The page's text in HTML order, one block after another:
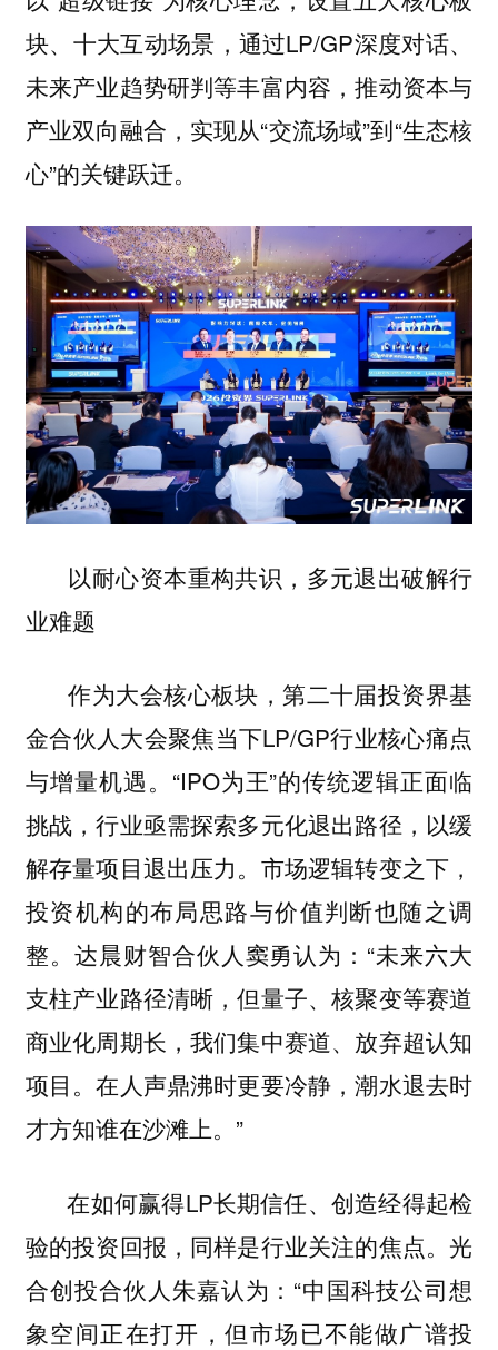
块、十大互动场景，通过LP/GP深度对话、
未来产业趋势研判等丰富内容，推动资本与
产业双向融合，实现从“交流场域”到“生态核
心”的关键跃迁。
以耐心资本重构共识，多元退出破解行
业难题
作为大会核心板块，第二十届投资界基
金合伙人大会聚焦当下LP/GP行业核心痛点
与增量机遇。“IPO为王”的传统逻辑正面临
挑战，行业亟需探索多元化退出路径，以缓
解存量项目退出压力。市场逻辑转变之下，
投资机构的布局思路与价值判断也随之调
整。达晨财智合伙人窦勇认为：“未来六大
支柱产业路径清晰，但量子、核聚变等赛道
商业化周期长，我们集中赛道、放弃超认知
项目。在人声鼎沸时更要冷静，潮水退去时
才方知谁在沙滩上。”
在如何赢得LP长期信任、创造经得起检
验的投资回报，同样是行业关注的焦点。光
合创投合伙人朱嘉认为：“中国科技公司想
象空间正在打开，但市场已不能做广谱投